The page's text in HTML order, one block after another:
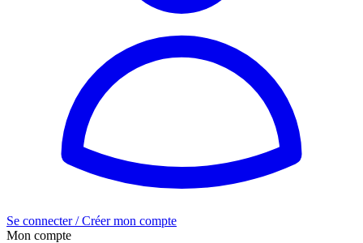
Se connecter / Créer mon compte
Mon compte